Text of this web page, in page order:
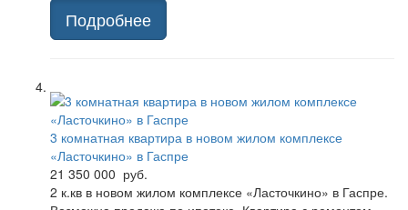
Подробнее
3 комнатная квартира в новом жилом комплексе
«Ласточкино» в Гаспре
21 350 000 руб.
2 к.кв в новом жилом комплексе «Ласточкино» в Гаспре.